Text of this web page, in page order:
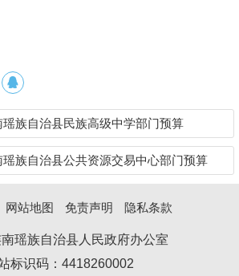
瑶族自治县民族高级中学部门预算
瑶族自治县公共资源交易中心部门预算
网站地图 免责声明 隐私条款
瑶族自治县人民政府办公室
标识码：4418260002